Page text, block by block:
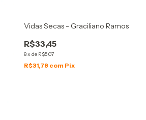
Vidas Secas - Graciliano Ramos
R$33,45
8x de R$5,07
R$31,78 com Pix